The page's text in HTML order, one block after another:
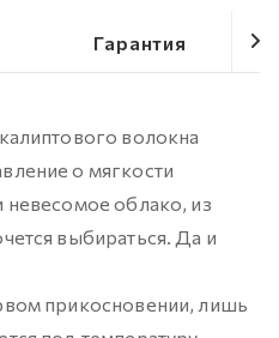
Гарантия
волокна
о мягкости
невесомое облако, из
выбираться. Да и
прикосновении, лишь